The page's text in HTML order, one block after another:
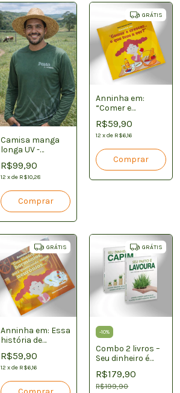
Camisa manga
longa UV -
Unissex
R$99,90
12 xde R$10,28
Comprar
GRÁTIS
Anninha em:
“Comer e
crescer…o que
tem a ver?”
R$59,90
12 xde R$6,16
GRÁTIS
Anninha em: Essa
história de
hormônios esta
queimando os
meus neurônios…
R$59,90
12 xde R$6,16
GRÁTIS
-10%
Combo 2 livros –
Seu dinheiro é
Capim + Seu
pasto é Lavoura
R$179,90
R$199,90